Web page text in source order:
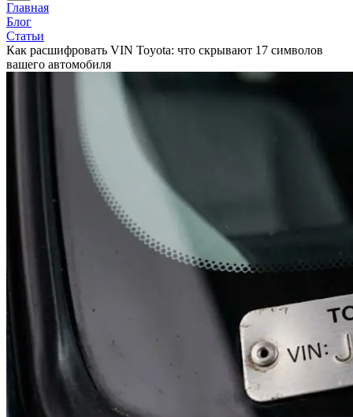
Главная
Блог
Статьи
Как расшифровать VIN Toyota: что скрывают 17 символов
вашего автомобиля